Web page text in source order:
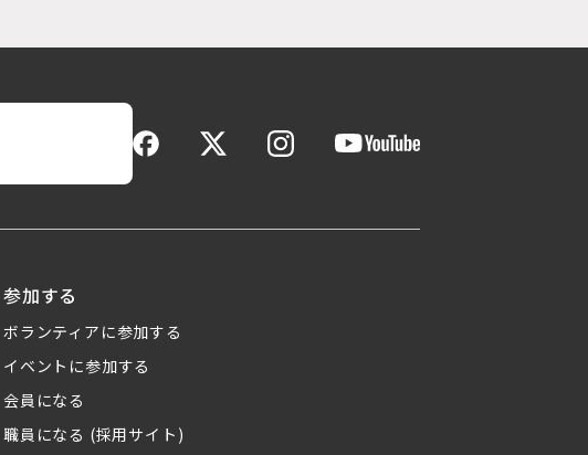
参加する
ボランティアに参加する
イベントに参加する
会員になる
職員になる (採用サイト)